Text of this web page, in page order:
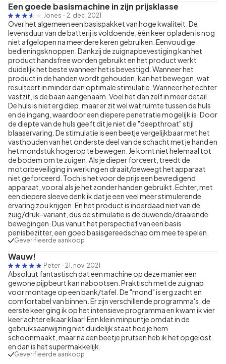
Een goede basismachine in zijn prijsklasse
Jones - 2. dec. 2021
Over het algemeen een basispakket van hoge kwaliteit. De
levensduur van de batterij is voldoende, één keer opladen is nog
niet afgelopen na meerdere keren gebruiken. Eenvoudige
bedieningsknoppen. Dankzij de zuignapbevestiging kan het
product handsfree worden gebruikt en het product werkt
duidelijk het beste wanneer het is bevestigd. Wanneer het
product in de handen wordt gehouden, kan het bewegen, wat
resulteert in minder dan optimale stimulatie. Wanneer het echter
vastzit, is de baan aangenaam. Voel het dan zelf in meer detail.
De huls is niet erg diep, maar er zit wel wat ruimte tussen de huls
en de ingang, waardoor een diepere penetratie mogelijk is. Door
de diepte van de huls geeft dit je niet die "deepthroat" stijl
blaaservaring. De stimulatie is een beetje vergelijkbaar met het
vasthouden van het onderste deel van de schacht met je hand en
het mondstuk hogerop te bewegen. Je komt niet helemaal tot
de bodem om te zuigen. Als je dieper forceert, treedt de
motorbeveiliging in werking en draait/beweegt het apparaat
niet geforceerd. Toch is het voor de prijs een bevredigend
apparaat, vooral als je het zonder handen gebruikt. Echter, met
een diepere sleeve denk ik dat je een veel meer stimulerende
ervaring zou krijgen. En het product is inderdaad niet van de
zuig/druk-variant, dus de stimulatie is de duwende/draaiende
bewegingen. Dus vanuit het perspectief van een basis
penisbezitter, een goed basisgereedschap om mee te spelen.
Geverifieerde aankoop
Wauw!
Peter - 21. nov. 2021
Absoluut fantastisch dat een machine op deze manier een
gewone pijpbeurt kan nabootsen. Praktisch met de zuignap
voor montage op een bank/tafel. De "mond" is erg zacht en
comfortabel van binnen. Er zijn verschillende programma's, de
eerste keer ging ik op het intensieve programma en kwam ik vier
keer achter elkaar klaar! Een klein minpuntje omdat in de
gebruiksaanwijzing niet duidelijk staat hoe je hem
schoonmaakt, maar na een beetje prutsen heb ik het opgelost
en dan is het supermakkelijk.
Geverifieerde aankoop